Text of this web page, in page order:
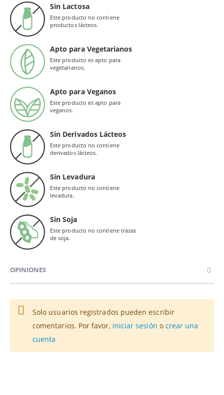
Sin Lactosa
Este producto no contiene
productos lácteos.
Apto para Vegetarianos
Este producto es apto para
vegetarianos.
Apto para Veganos
Este producto es apto para
veganos.
Sin Derivados Lácteos
Este producto no contiene
derivados lácteos.
Sin Levadura
Este producto no contiene
levadura.
Sin Soja
Este producto no contiene trazas
de soja.
OPINIONES
Solo usuarios registrados pueden escribir
comentarios. Por favor, iniciar sesión o crear una
cuenta